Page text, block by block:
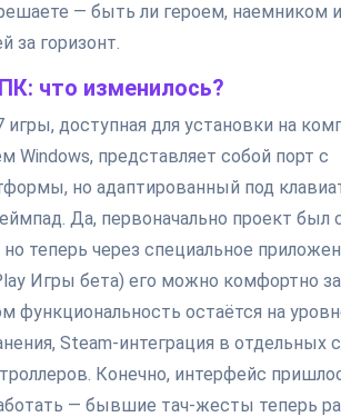
— быть ли героем, наемником
за горизонт.
что изменилось?
игры, доступная для установки на
Windows, представляет собой порт с
но адаптированный под
Да, первоначально проект был
но теперь через специальное
Игры бета) его можно комфортно
функциональность остаётся на
Steam-интеграция в отдельных
Конечно, интерфейс
— бывшие тач-жесты теперь